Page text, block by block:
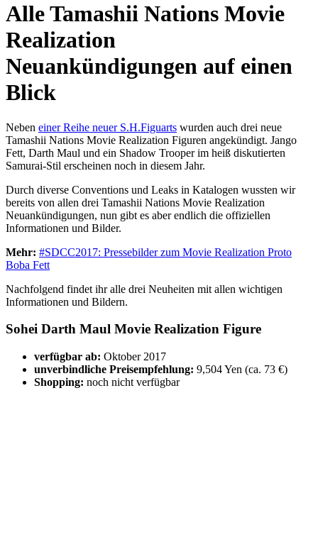
Alle Tamashii Nations Movie
Realization
Neuankündigungen auf einen
Blick
Neben einer Reihe neuer S.H.Figuarts wurden auch drei neue
Tamashii Nations Movie Realization Figuren angekündigt. Jango
Fett, Darth Maul und ein Shadow Trooper im heiß diskutierten
Samurai-Stil erscheinen noch in diesem Jahr.
Durch diverse Conventions und Leaks in Katalogen wussten wir
bereits von allen drei Tamashii Nations Movie Realization
Neuankündigungen, nun gibt es aber endlich die offiziellen
Informationen und Bilder.
Mehr: #SDCC2017: Pressebilder zum Movie Realization Proto
Boba Fett
Nachfolgend findet ihr alle drei Neuheiten mit allen wichtigen
Informationen und Bildern.
Sohei Darth Maul Movie Realization Figure
verfügbar ab: Oktober 2017
unverbindliche Preisempfehlung: 9,504 Yen (ca. 73 €)
Shopping: noch nicht verfügbar